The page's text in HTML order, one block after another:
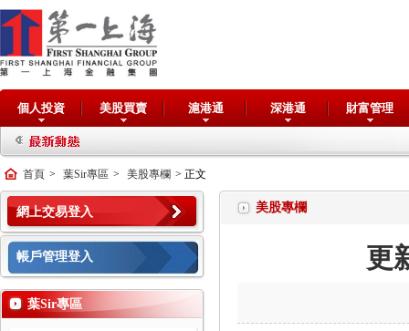
個人投資 美股買賣 滬港通 深港通 財富管理
首頁 > 葉Sir專區 > 美股專欄 > 正文
網上交易登入
帳戶管理登入
葉Sir專區
美股專欄
更